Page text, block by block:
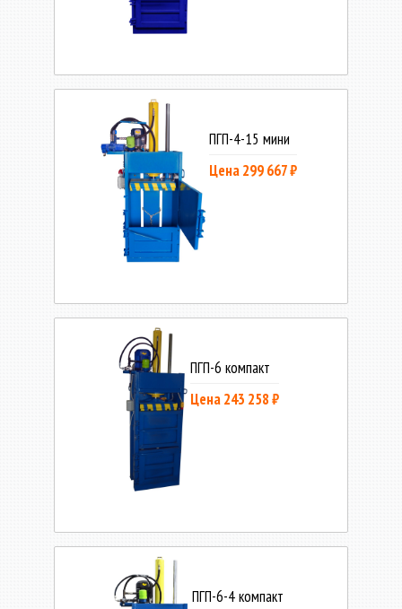
ПГП-4-15 мини
Цена 299 667 ₽
ПГП-6 компакт
Цена 243 258 ₽
ПГП-6-4 компакт